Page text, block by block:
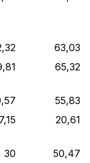
63,03
65,32
55,83
7,15 20,61
30 50,47